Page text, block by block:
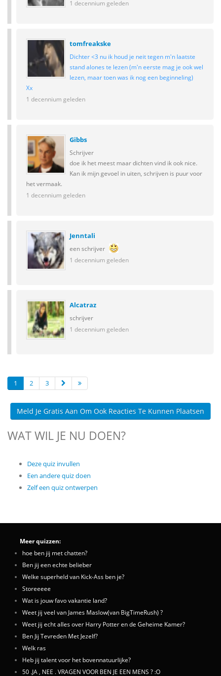
1 decennium geleden
tomfreakske
Dichter <3 nu ik houd je neit tegen m'n laatste
stand alones te lezen (m'n eerste mag je ook wel
lezen, maar toen was ik nog een beginneling)
Xx
1 decennium geleden
Gibbs
Schrijver
doe ik het meest maar dichten vind ik ook nice.
Kan ik mijn gevoel in uiten, schrijven is puur voor
het vermaak.
1 decennium geleden
Jenntali
een schrijver
1 decennium geleden
Alcatraz
schrijver
1 decennium geleden
1 2 3
Meld Je Gratis Aan Om Ook Reacties Te Kunnen Plaatsen
WAT WIL JE NU DOEN?
Deze quiz invullen
Een andere quiz doen
Zelf een quiz ontwerpen
Meer quizzen:
hoe ben jij met chatten?
Ben jij een echte belieber
Welke superheld van Kick-Ass ben je?
Storeeeee
Wat is jouw favo vakantie land?
Weet jij veel van James Maslow(van BigTimeRush) ?
Weet jij echt alles over Harry Potter en de Geheime Kamer?
Ben Jij Tevreden Met Jezelf?
Welk ras
Heb jij talent voor het bovennatuurlijke?
50 .JA , NEE . VRAGEN VOOR BEN JE EEN MENS ? :O